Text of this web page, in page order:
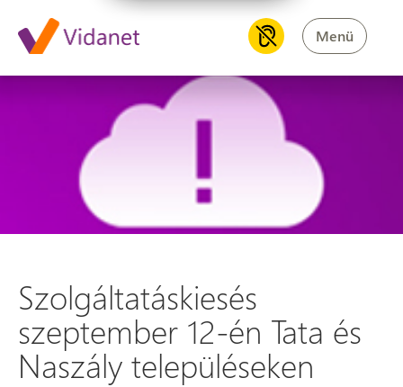
Menü
Szolgáltatáskiesés
Szolgáltatáskiesés
szeptember 12-én Tata és
Naszály településeken